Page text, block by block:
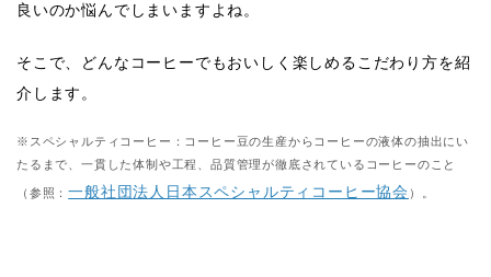
良いのか悩んでしまいますよね。
そこで、 どんなコーヒーでもおいしく 楽しめるこだわり方を紹
介します。
※スペシャルティコーヒー：コーヒー豆の生産からコーヒーの液体の抽出にい
たるまで、一貫した体制や工程、品質管理が徹底されているコーヒーのこと
（参照：一般社団法人日本スペシャルティコーヒー協会 ）。